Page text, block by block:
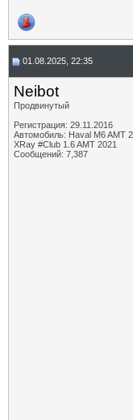
01.08.2025, 22:35
Neibot
Продвинутый
Регистрация: 29.11.2016
Автомобиль: Haval M6 AMT
XRay #Club 1.6 AMT 2021
Сообщений: 7,387